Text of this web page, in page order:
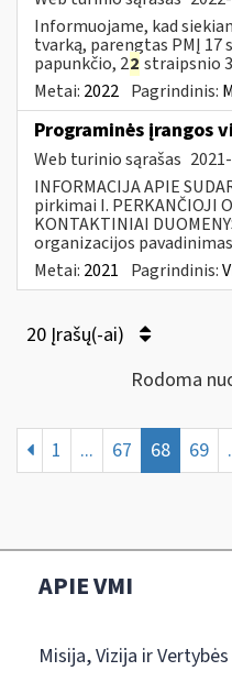
Informuojame, kad
tvarką, parengtas PMĮ 17
papunkčio, 22 straipsnio
Metai: 2022 Pagrindinis:
Programinės įrangos
Web turinio sąrašas
INFORMACIJA APIE
pirkimai I. PERKANČIOJI
KONTAKTINIAI
organizacijos
Metai: 2021 Pagrindinis:
20 Įrašų(-ai)
Rodoma
1 ... 67 68 69
APIE VMI
Misija, Vizija ir Vertybės